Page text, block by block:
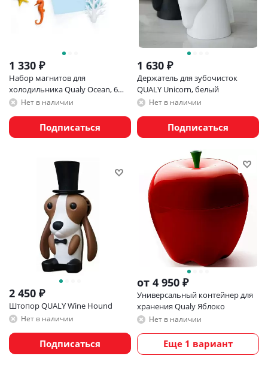
1 330 ₽
Набор магнитов для
холодильника Qualy Ocean, 6
шт. Нет в наличии
Подписаться
1 630 ₽
Держатель для зубочисток
QUALY Unicorn, белый
Нет в наличии
Подписаться
2 450 ₽
Штопор QUALY Wine Hound
Нет в наличии
Подписаться
от 4 950 ₽
Универсальный контейнер для
хранения Qualy Яблоко
Нет в наличии
Еще 1 вариант